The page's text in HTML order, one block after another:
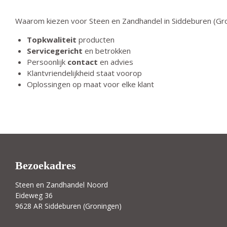
Waarom kiezen voor Steen en Zandhandel in Siddeburen
Topkwaliteit producten
Servicegericht en betrokken
Persoonlijk contact en advies
Klantvriendelijkheid staat voorop
Oplossingen op maat voor elke klant
Bezoekadres
Steen en Zandhandel Noord
Eideweg 36
9628 AR Siddeburen (Groningen)